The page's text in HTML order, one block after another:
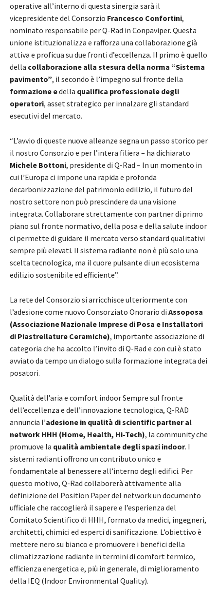
operative all’interno di questa sinergia sarà il
vicepresidente del Consorzio Francesco Confortini,
nominato responsabile per Q-Rad in Conpaviper. Questa
unione istituzionalizza e rafforza una collaborazione già
attiva e proficua su due fronti d’eccellenza. Il primo è quello
della collaborazione alla stesura della norma “Sistema
pavimento”, il secondo è l’impegno sul fronte della
formazione edella qualifica professionale degli
operatori, asset strategico per innalzare gli standard
esecutivi del mercato.
“L’avvio di queste nuove alleanze segna un passo storico per
il nostro Consorzio e per l’intera filiera – ha dichiarato
Michele Bottoni, presidente di Q-Rad – In un momento in
cui l’Europa ci impone una rapida e profonda
decarbonizzazione del patrimonio edilizio, il futuro del
nostro settore non può prescindere da una visione
integrata. Collaborare strettamente con partner di primo
piano sul fronte normativo, della posa e della salute indoor
ci permette di guidare il mercato verso standard qualitativi
sempre più elevati. Il sistema radiante non è più solo una
scelta tecnologica, ma il cuore pulsante di un ecosistema
edilizio sostenibile ed efficiente”.
La rete del Consorzio si arricchisce ulteriormente con
l’adesione come nuovo Consorziato Onorario di Assoposa
(Associazione Nazionale Imprese di Posa e Installatori
di Piastrellature Ceramiche), importante associazione di
categoria che ha accolto l’invito di Q-Rad e con cui è stato
avviato da tempo un dialogo sulla formazione integrata dei
posatori.
Qualità dell’aria e comfort indoor Sempre sul fronte
dell’eccellenza e dell’innovazione tecnologica, Q-RAD
annuncia l’adesione in qualità di scientific partner al
network HHH (Home, Health, Hi-Tech), la community che
promuove la qualità ambientale degli spazi indoor. I
sistemi radianti offrono un contributo unico e
fondamentale al benessere all’interno degli edifici. Per
questo motivo, Q-Rad collaborerà attivamente alla
definizione del Position Paper del network un documento
ufficiale che raccoglierà il sapere e l’esperienza del
Comitato Scientifico di HHH, formato da medici, ingegneri,
architetti, chimici ed esperti di sanificazione. L’obiettivo è
mettere nero su bianco e promuovere i benefici della
climatizzazione radiante in termini di comfort termico,
efficienza energetica e, più in generale, di miglioramento
della IEQ (Indoor Environmental Quality).